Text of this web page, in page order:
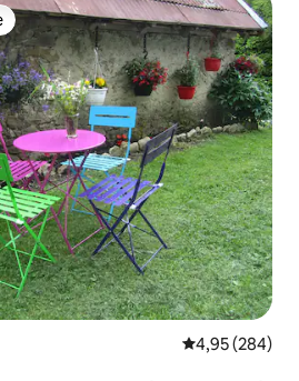
на гостите
Средна
4,95 (284)